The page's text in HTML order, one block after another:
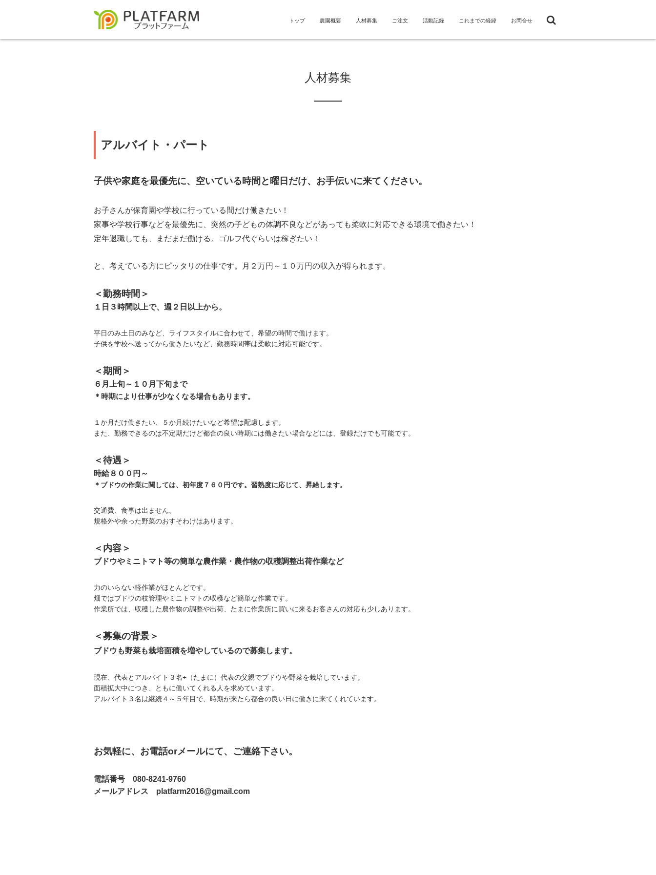
トップ 農園概要 人材募集 ご注文 活動記録 これまでの経緯 お問合せ
人材募集
アルバイト・パート
子供や家庭を最優先に、空いている時間と曜日だけ、お手伝いに来てください。
お子さんが保育園や学校に行っている間だけ働きたい！
家事や学校行事などを最優先に、 突然の子どもの体調不良などがあっても柔軟に対応できる環境で働きたい！
定年退職しても、まだまだ働ける。ゴルフ代ぐらいは稼ぎたい！
と、考えている方にピッタリの仕事です。月２万円～１０万円の収入が得られます。
＜勤務時間＞
１日３時間以上で、週２日以上から。
平日のみ土日のみなど、ライフスタイルに合わせて、希望の時間で働けます。
子供を学校へ送ってから働きたいなど、勤務時間帯は柔軟に対応可能です。
＜期間＞
６月上旬～１０月下旬まで
＊時期により仕事が少なくなる場合もあります。
１か月だけ働きたい、５か月続けたいなど希望は配慮します。
また、勤務できるのは不定期だけど都合の良い時期には働きたい場合などには、登録だけでも可能です。
＜待遇＞
時給８００円～
＊ブドウの作業に関しては、初年度７６０円です。習熟度に応じて、昇給します。
交通費、食事は出ません。
規格外や余った野菜のおすそわけはあります。
＜内容＞
ブドウやミニトマト等の簡単な農作業・農作物の収穫調整出荷作業など
力のいらない軽作業がほとんどです。
畑ではブドウの枝管理やミニトマトの収穫など簡単な作業です。
作業所では、収穫した農作物の調整や出荷、たまに作業所に買いに来るお客さんの対応も少しあります。
＜募集の背景＞
ブドウも野菜も栽培面積を増やしているので募集します。
現在、代表とアルバイト３名+（たまに）代表の父親でブドウや野菜を栽培しています。
面積拡大中につき、ともに働いてくれる人を求めています。
アルバイト３名は継続４～５年目で、時期が来たら都合の良い日に働きに来てくれています。
お気軽に、お電話orメールにて、ご連絡下さい。
電話番号 080-8241-9760
メールアドレス platfarm2016@gmail.com